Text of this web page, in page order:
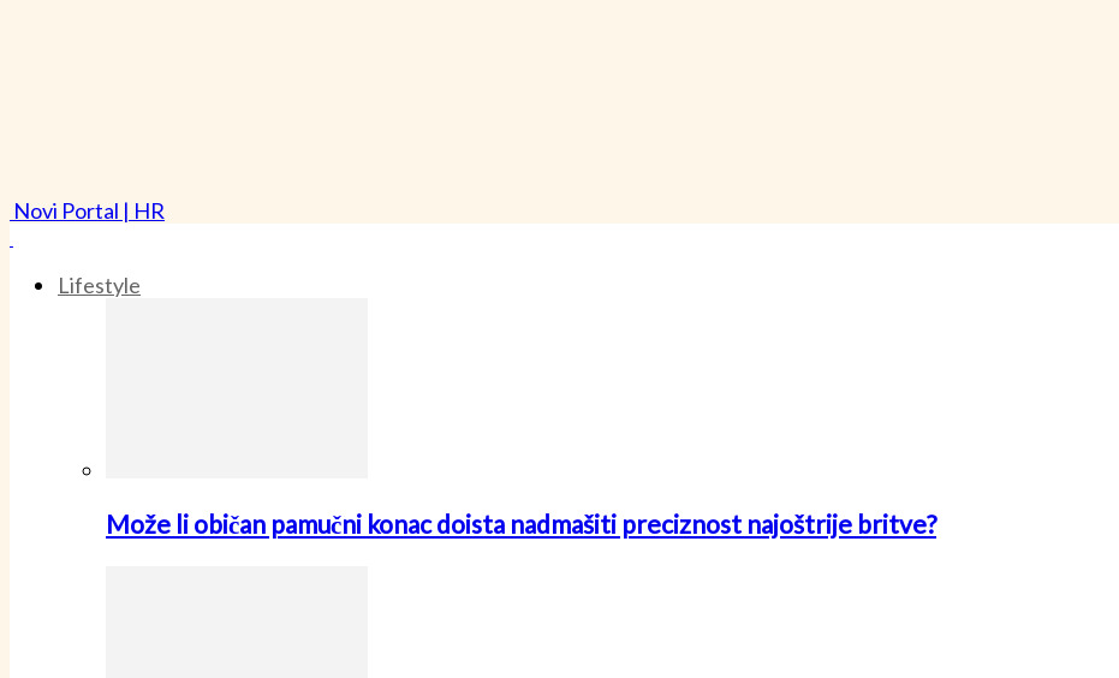
Novi Portal | HR
Lifestyle
Može li običan pamučni konac doista nadmašiti preciznost najoštrije britve?